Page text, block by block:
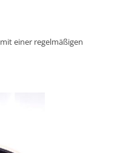
mit einer regelmäßigen